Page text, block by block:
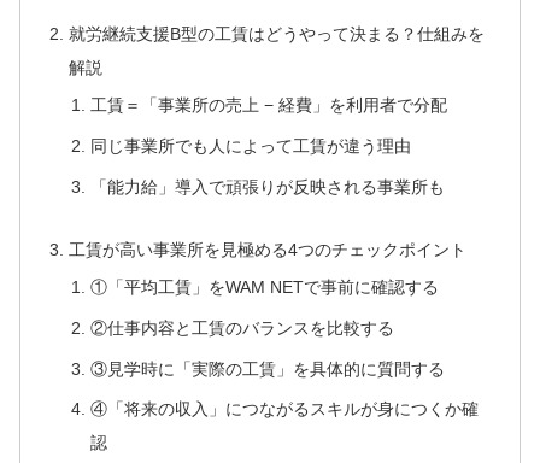
就労継続支援B型の工賃はどうやって決まる？仕組みを
解説
工賃＝「事業所の売上 − 経費」を利用者で分配
同じ事業所でも人によって工賃が違う理由
「能力給」導入で頑張りが反映される事業所も
工賃が高い事業所を見極める4つのチェックポイント
①「平均工賃」をWAM NETで事前に確認する
②仕事内容と工賃のバランスを比較する
③見学時に「実際の工賃」を具体的に質問する
④「将来の収入」につながるスキルが身につくか確
認